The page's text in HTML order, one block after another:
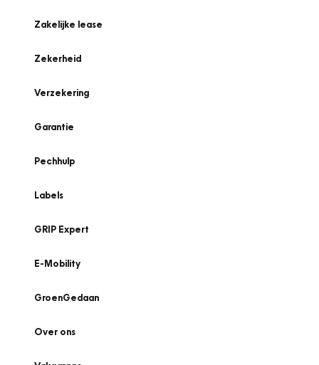
Zakelijke lease
Zekerheid
Verzekering
Garantie
Pechhulp
Labels
GRIP Expert
E-Mobility
GroenGedaan
Over ons